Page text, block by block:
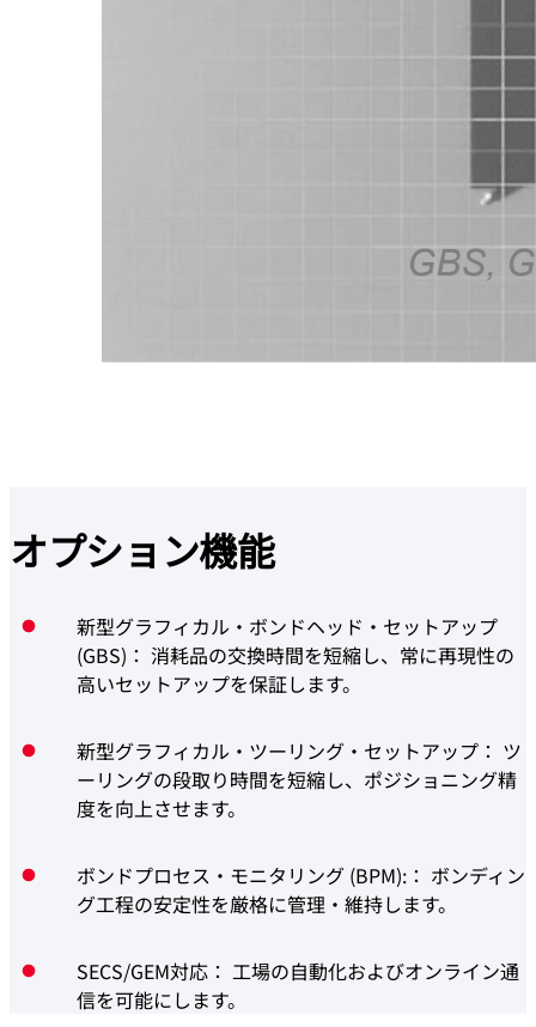
オプション機能
新型グラフィカル・ボンドヘッド・セットアップ
(GBS)： 消耗品の交換時間を短縮し、常に再現性の
高いセットアップを保証します。
新型グラフィカル・ツーリング・セットアップ： ツ
ーリングの段取り時間を短縮し、ポジショニング精
度を向上させます。
ボンドプロセス・モニタリング (BPM):： ボンディン
グ工程の安定性を厳格に管理・維持します。
SECS/GEM対応： 工場の自動化およびオンライン通
信を可能にします。